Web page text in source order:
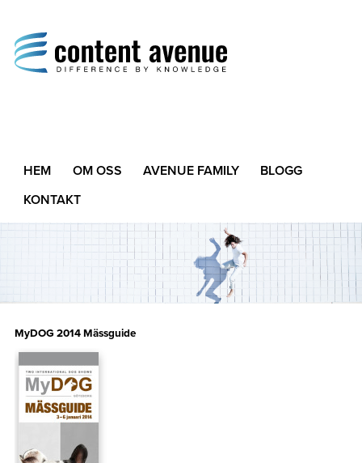
Difference by Knowledge
HEM OM OSS AVENUE FAMILY
BLOGG
KONTAKT
MyDOG 2014 Mässguide